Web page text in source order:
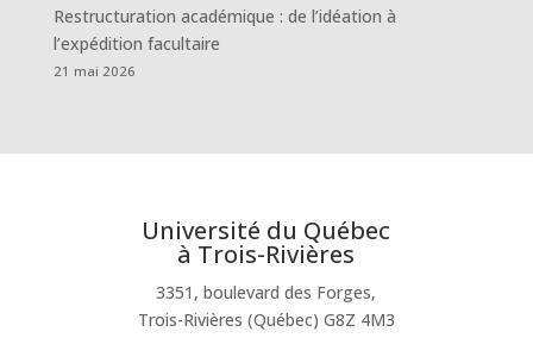
Restructuration académique : de l’idéation à
l’expédition facultaire
21 mai 2026
Université du Québec
à Trois-Rivières
3351, boulevard des Forges,
Trois-Rivières (Québec) G8Z 4M3